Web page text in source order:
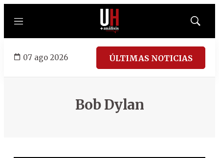
Menú
Mostrar
07 ago 2026 ÚLTIMAS NOTICIAS
Bob Dylan